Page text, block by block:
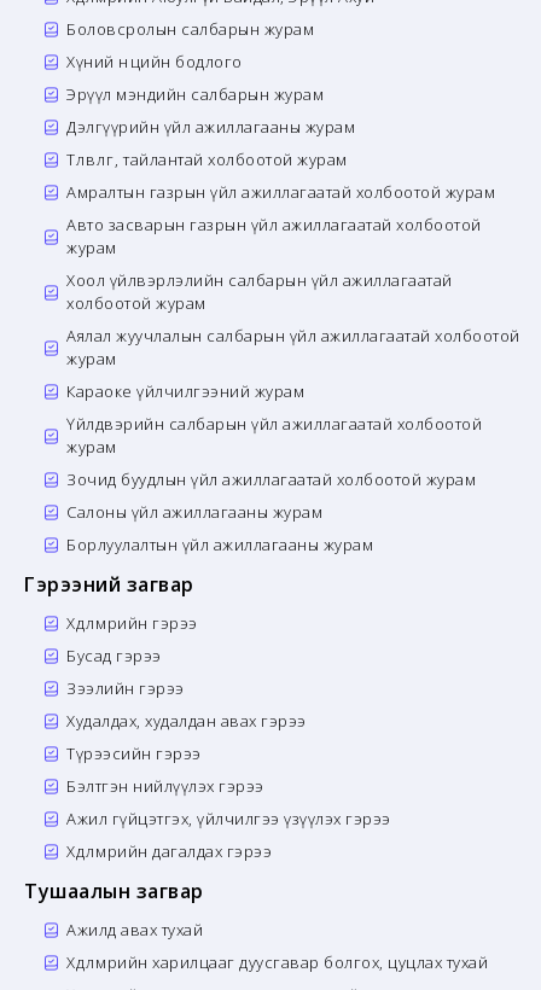
Боловсролын салбарын журам
Хүний нөөцийн бодлого
Эрүүл мэндийн салбарын журам
Дэлгүүрийн үйл ажиллагааны журам
Төлөвлөгөө, тайлантай холбоотой журам
Амралтын газрын үйл ажиллагаатай холбоотой журам
Авто засварын газрын үйл ажиллагаатай холбоотой
журам
Хоол үйлвэрлэлийн салбарын үйл ажиллагаатай
холбоотой журам
Аялал жуучлалын салбарын үйл ажиллагаатай холбоотой
журам
Караоке үйлчилгээний журам
Үйлдвэрийн салбарын үйл ажиллагаатай холбоотой
журам
Зочид буудлын үйл ажиллагаатай холбоотой журам
Салоны үйл ажиллагааны журам
Борлуулалтын үйл ажиллагааны журам
Гэрээний загвар
Хөдөлмөрийн гэрээ
Бусад гэрээ
Зээлийн гэрээ
Худалдах, худалдан авах гэрээ
Түрээсийн гэрээ
Бэлтгэн нийлүүлэх гэрээ
Ажил гүйцэтгэх, үйлчилгээ үзүүлэх гэрээ
Хөдөлмөрийн дагалдах гэрээ
Тушаалын загвар
Ажилд авах тухай
Хөдөлмөрийн харилцааг дуусгавар болгох, цуцлах тухай